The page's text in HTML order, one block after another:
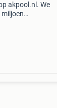
akpool.nl. We
miljoen